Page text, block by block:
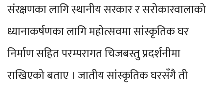
संरक्षणका लागि स्थानीय सरकार र सरोकारवालाको
ध्यानाकर्षणका लागि महोत्सवमा सांस्कृतिक घर
निर्माण सहित परम्परागत चिजबस्तु प्रदर्शनीमा
राखिएको बताए । जातीय सांस्कृतिक घरसँगै ती